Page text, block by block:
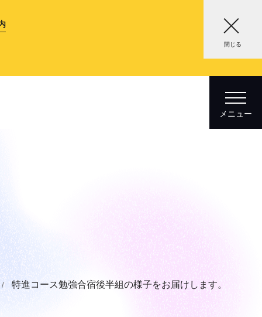
閉じる
特進コース勉強合宿後半組の様子をお届けします。